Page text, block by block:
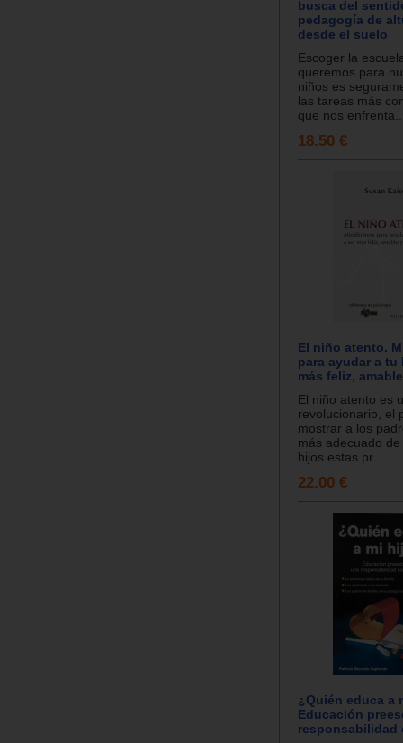
busca del
pedagogía de
desde el suelo
Escoger la
queremos para
niños es
las tareas más
que nos
18.50 €
El niño atento.
para ayudar a tu
más feliz,
El niño atento es
revolucionario, el
mostrar a los
más adecuado
hijos estas pr...
22.00 €
¿Quién educa a
Educación
responsabilidad